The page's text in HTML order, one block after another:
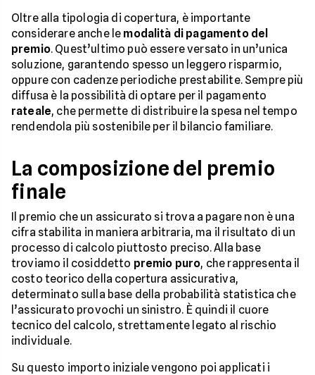
Oltre alla tipologia di copertura, è importante
considerare anche le modalità di pagamento del
premio. Quest’ultimo può essere versato in un’unica
soluzione, garantendo spesso un leggero risparmio,
oppure con cadenze periodiche prestabilite. Sempre più
diffusa è la possibilità di optare per il pagamento
rateale, che permette di distribuire la spesa nel tempo
rendendola più sostenibile per il bilancio familiare.
La composizione del premio
finale
Il premio che un assicurato si trova a pagare non è una
cifra stabilita in maniera arbitraria, ma il risultato di un
processo di calcolo piuttosto preciso. Alla base
troviamo il cosiddetto premio puro, che rappresenta il
costo teorico della copertura assicurativa,
determinato sulla base della probabilità statistica che
l’assicurato provochi un sinistro. È quindi il cuore
tecnico del calcolo, strettamente legato al rischio
individuale.
Su questo importo iniziale vengono poi applicati i